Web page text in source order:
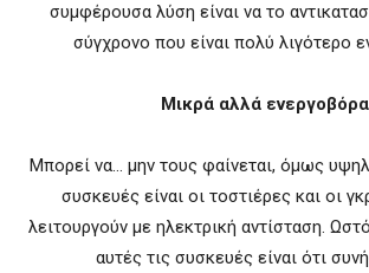
συμφέρουσα λύση είναι να το
σύγχρονο που είναι πολύ λιγότερο
Μικρά αλλά ενεργοβόρα
Μπορεί να… μην τους φαίνεται, όμως
συσκευές είναι οι τοστιέρες και οι
λειτουργούν με ηλεκτρική αντίσταση.
αυτές τις συσκευές είναι ότι